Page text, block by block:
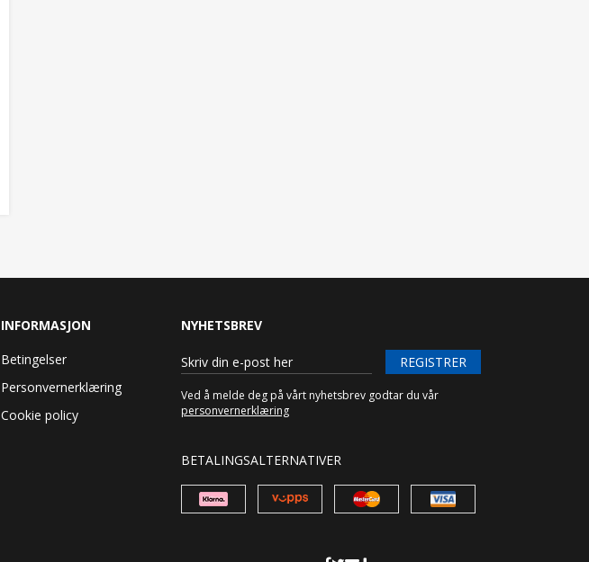
INFORMASJON
Betingelser
Personvernerklæring
Cookie policy
NYHETSBREV
REGISTRER
Ved å melde deg på vårt nyhetsbrev godtar du vår
personvernerklæring
BETALINGSALTERNATIVER